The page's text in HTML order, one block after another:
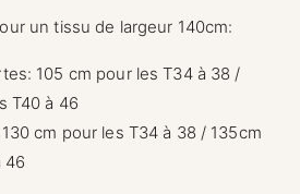
un tissu de largeur 140cm:
105 cm pour les T34 à 38 /
T40 à 46
cm pour les T34 à 38 / 135cm
46